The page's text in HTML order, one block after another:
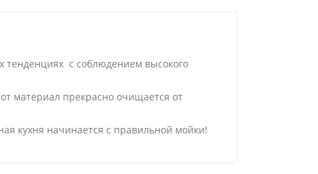
тенденциях с соблюдением высокого
материал прекрасно очищается от
кухня начинается с правильной мойки!